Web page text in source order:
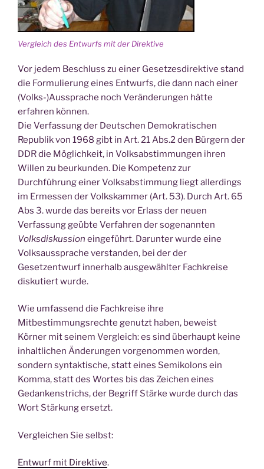
Vergleich des Entwurfs mit der Direktive
Vor jedem Beschluss zu einer Gesetzesdirektive stand
die Formulierung eines Entwurfs, die dann nach einer
(Volks-)Aussprache noch Veränderungen hätte
erfahren können.
Die Verfassung der Deutschen Demokratischen
Republik von 1968 gibt in Art. 21 Abs.2 den Bürgern der
DDR die Möglichkeit, in Volksabstimmungen ihren
Willen zu beurkunden. Die Kompetenz zur
Durchführung einer Volksabstimmung liegt allerdings
im Ermessen der Volkskammer (Art. 53). Durch Art. 65
Abs 3. wurde das bereits vor Erlass der neuen
Verfassung geübte Verfahren der sogenannten
Volksdiskussion eingeführt. Darunter wurde eine
Volksaussprache verstanden, bei der der
Gesetzentwurf innerhalb ausgewählter Fachkreise
diskutiert wurde.
Wie umfassend die Fachkreise ihre
Mitbestimmungsrechte genutzt haben, beweist
Körner mit seinem Vergleich: es sind überhaupt keine
inhaltlichen Änderungen vorgenommen worden,
sondern syntaktische, statt eines Semikolons ein
Komma, statt des Wortes bis das Zeichen eines
Gedankenstrichs, der Begriff Stärke wurde durch das
Wort Stärkung ersetzt.
Vergleichen Sie selbst:
Entwurf mit Direktive.